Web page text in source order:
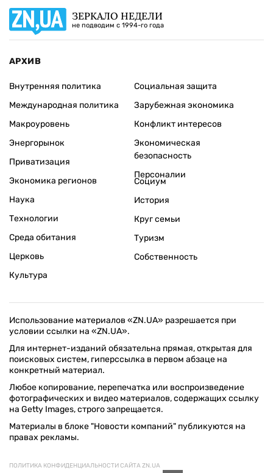
ЗЕРКАЛО НЕДЕЛИ
не подводим с 1994-го года
АРХИВ
Внутренняя политика
Международная политика
Макроуровень
Энергорынок
Приватизация
Экономика регионов
Социальная защита
Зарубежная экономика
Конфликт интересов
Экономическая
безопасность
Персоналии
Наука
Технологии
Среда обитания
Церковь
Культура
Социум
История
Круг семьи
Туризм
Собственность
Использование материалов «ZN.UA» разрешается при
условии ссылки на «ZN.UA».
Для интернет-изданий обязательна прямая, открытая для
поисковых систем, гиперссылка в первом абзаце на
конкретный материал.
Любое копирование, перепечатка или воспроизведение
фотографических и видео материалов, содержащих ссылку
на Getty Images, строго запрещается.
Материалы в блоке "Новости компаний" публикуются на
правах рекламы.
ПОЛИТИКА КОНФИДЕНЦИАЛЬНОСТИ САЙТА ZN.UA